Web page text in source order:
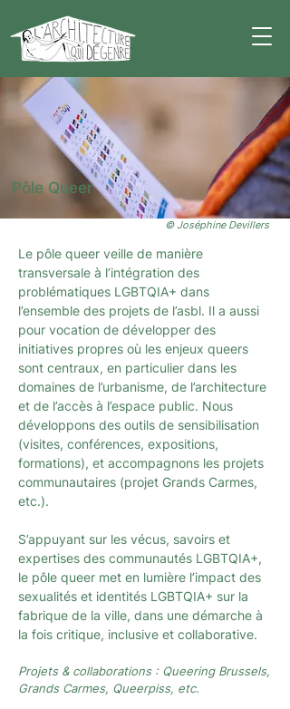
Pôle Queer
© Joséphine Devillers
Le pôle queer veille de manière
transversale à l’intégration des
problématiques LGBTQIA+ dans
l’ensemble des projets de l’asbl. Il a aussi
pour vocation de développer des
initiatives propres où les enjeux queers
sont centraux, en particulier dans les
domaines de l’urbanisme, de l’architecture
et de l’accès à l’espace public. Nous
développons des outils de sensibilisation
(visites, conférences, expositions,
formations), et accompagnons les projets
communautaires (projet Grands Carmes,
etc.).
S’appuyant sur les vécus, savoirs et
expertises des communautés LGBTQIA+,
le pôle queer met en lumière l’impact des
sexualités et identités LGBTQIA+ sur la
fabrique de la ville, dans une démarche à
la fois critique, inclusive et collaborative.
Projets & collaborations : Queering Brussels,
Grands Carmes, Queerpiss, etc.